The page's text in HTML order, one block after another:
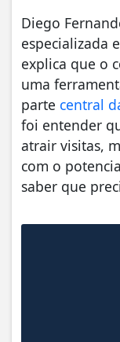
Diego
especializada
explica que o
uma
parte central
foi entender
atrair visitas,
com o
saber que